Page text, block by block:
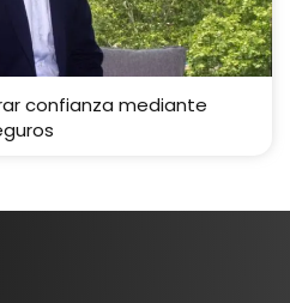
confianza mediante